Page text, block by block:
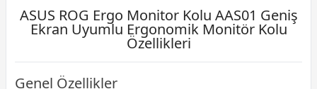
ASUS ROG Ergo Monitor Kolu AAS01 Geniş
Ekran Uyumlu Ergonomik Monitör Kolu
Özellikleri
Genel Özellikler